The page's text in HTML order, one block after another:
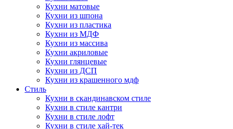
Кухни матовые
Кухни из шпона
Кухни из пластика
Кухни из МДФ
Кухни из массива
Кухни акриловые
Кухни глянцевые
Кухни из ДСП
Кухни из крашенного мдф
Стиль
Кухни в скандинавском стиле
Кухни в стиле кантри
Кухни в стиле лофт
Кухни в стиле хай-тек